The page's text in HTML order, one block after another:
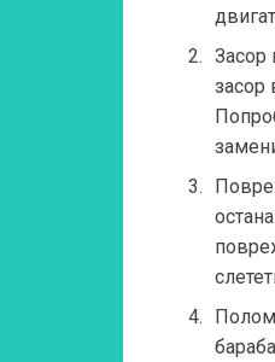
Засор
засор